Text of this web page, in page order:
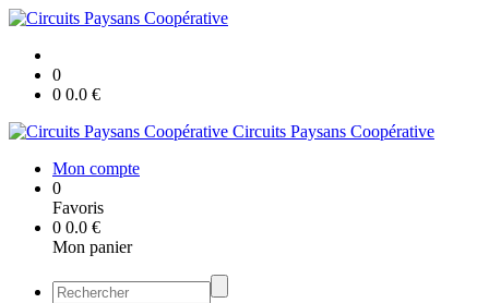
0
0 0.0 €
Circuits Paysans Coopérative
Mon compte
0
Favoris
0 0.0 €
Mon panier